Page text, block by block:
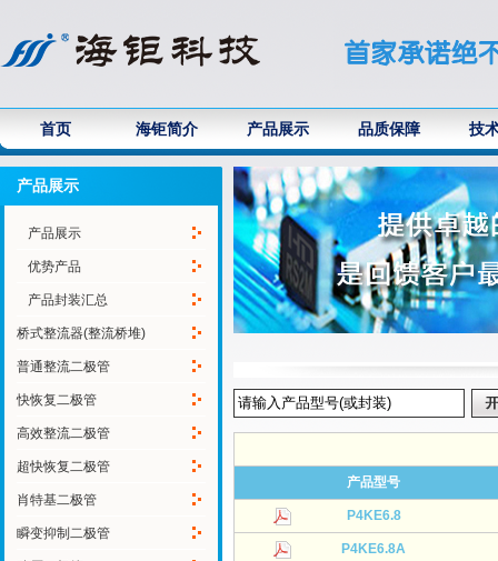
首页 海钜简介 产品展示 品质保障 技
产品展示
产品展示
优势产品
产品封装汇总
桥式整流器(整流桥堆)
普通整流二极管
快恢复二极管
高效整流二极管
超快恢复二极管
肖特基二极管
瞬变抑制二极管
产品型号
P4KE6.8
P4KE6.8A